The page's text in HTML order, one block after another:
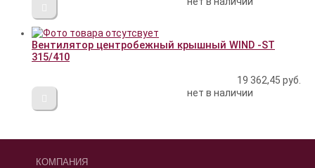
Вентилятор центробежный крышный WIND -ST
315/410
19 362,45 руб.
нет в наличии
КОМПАНИЯ